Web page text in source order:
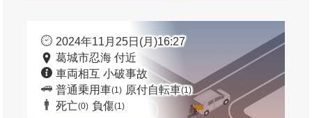
2024年11月25日(月)16:27
葛城市忍海 付近
車両相互 小破事故
普通乗用車(1) 原付自転車(1)
死亡(0) 負傷(1)